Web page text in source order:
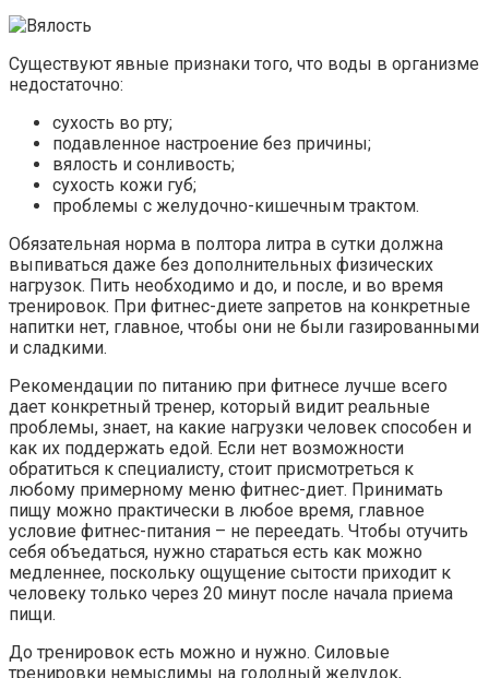
Существуют явные признаки того, что воды в организме
недостаточно:
сухость во рту;
подавленное настроение без причины;
вялость и сонливость;
сухость кожи губ;
проблемы с желудочно-кишечным трактом.
Обязательная норма в полтора литра в сутки должна
выпиваться даже без дополнительных физических
нагрузок. Пить необходимо и до, и после, и во время
тренировок. При фитнес-диете запретов на конкретные
напитки нет, главное, чтобы они не были газированными
и сладкими.
Рекомендации по питанию при фитнесе лучше всего
дает конкретный тренер, который видит реальные
проблемы, знает, на какие нагрузки человек способен и
как их поддержать едой. Если нет возможности
обратиться к специалисту, стоит присмотреться к
любому примерному меню фитнес-диет. Принимать
пищу можно практически в любое время, главное
условие фитнес-питания – не переедать. Чтобы отучить
себя объедаться, нужно стараться есть как можно
медленнее, поскольку ощущение сытости приходит к
человеку только через 20 минут после начала приема
пищи.
До тренировок есть можно и нужно. Силовые
тренировки немыслимы на голодный желудок,